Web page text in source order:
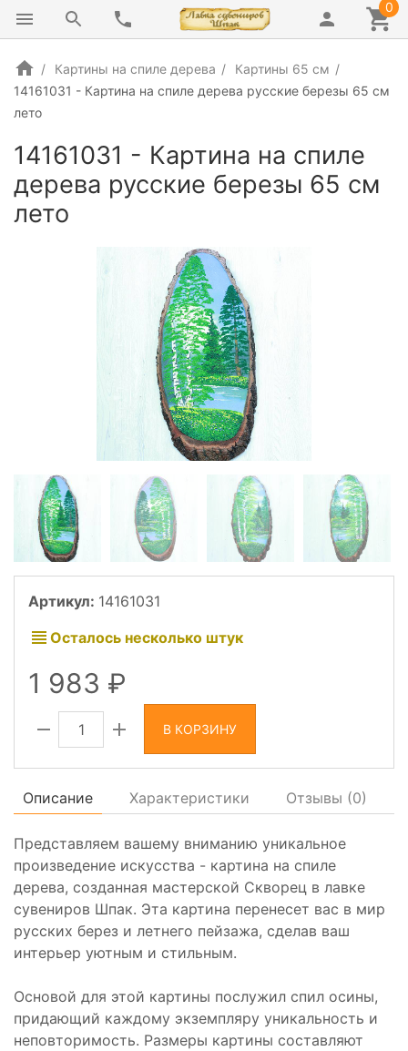
0
Картины на спиле дерева
Картины 65 см
14161031 - Картина на спиле дерева русские березы 65 см
лето
14161031 - Картина на спиле
дерева русские березы 65 см
лето
Артикул: 14161031
Осталось несколько штук
1 983
В КОРЗИНУ
Описание Характеристики Отзывы (0)
Представляем вашему вниманию уникальное
произведение искусства - картина на спиле
дерева, созданная мастерской Скворец в лавке
сувениров Шпак. Эта картина перенесет вас в мир
русских берез и летнего пейзажа, сделав ваш
интерьер уютным и стильным.
Основой для этой картины послужил спил осины,
придающий каждому экземпляру уникальность и
неповторимость. Размеры картины составляют